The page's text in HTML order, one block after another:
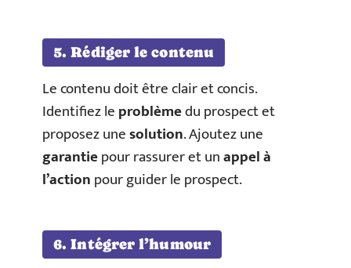
5. Rédiger le contenu
Le contenu doit être clair et concis.
Identifiez leproblèmedu prospect et
proposez unesolution. Ajoutez une
garantiepour rassurer et unappel à
l’actionpour guider le prospect.
6. Intégrer l’humour